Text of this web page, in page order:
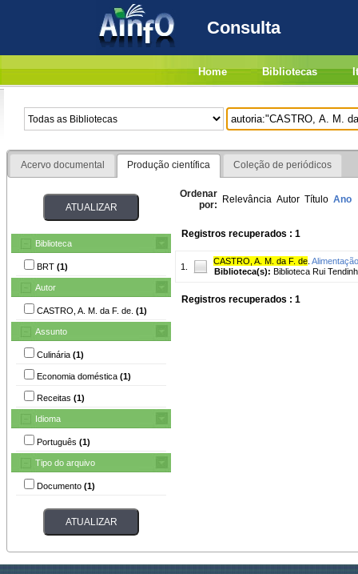
Consulta
Home Bibliotecas
Acervo documental Produção científica Coleção de periódicos
Biblioteca
BRT (1)
Autor
CASTRO, A. M. da F. de. (1)
Assunto
Culinária (1)
Economia doméstica (1)
Receitas (1)
Idioma
Português (1)
Tipo do arquivo
Documento (1)
Ordenar
por: Relevância Autor Título Ano
Registros recuperados : 1
1.
CASTRO, A. M. da F. de
Biblioteca(s): Biblioteca Rui
Registros recuperados : 1